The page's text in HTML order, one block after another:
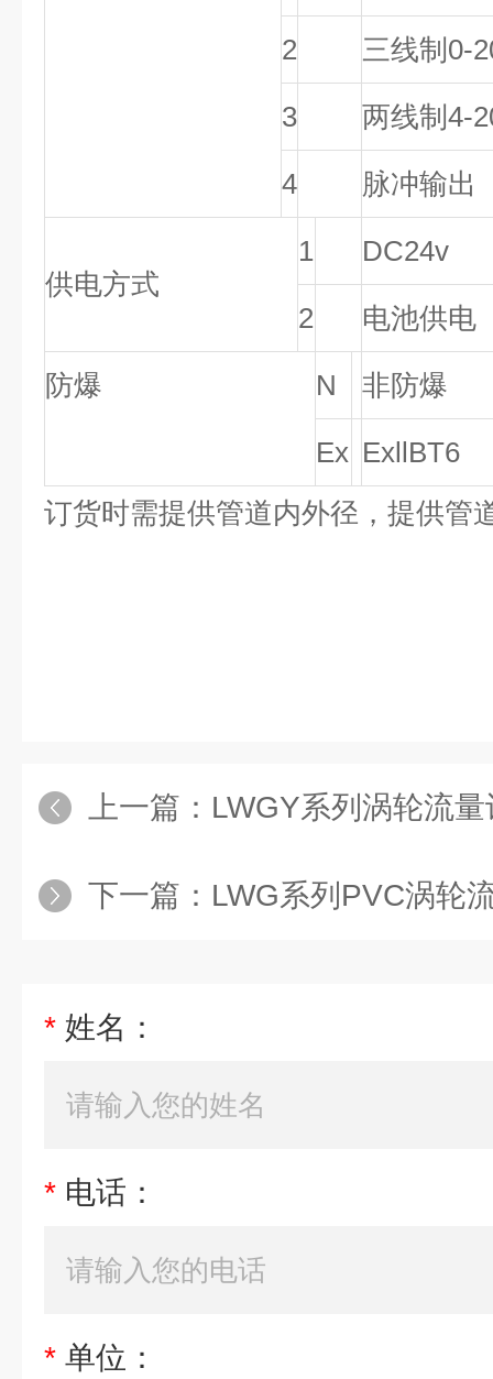
2 三线制 0-
3 两线制 4-
4 脉冲输出
供电方式
1 DC24v
2 电池供电
防爆 N 非防爆
Ex ExllBT6
订货时需提供管道内外径，提供管
上一篇： LWGY系列涡轮流量
下一篇： LWG系列PVC涡轮
* 姓名：
* 电话：
* 单位：